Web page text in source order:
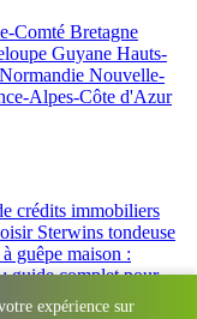
expérience sur
Comté Bretagne
Guyane Hauts-
Normandie Nouvelle-
Alpes-Côte d'Azur
crédits immobiliers
Sterwins tondeuse
guêpe maison :
guide complet pour
: regrouper prêt